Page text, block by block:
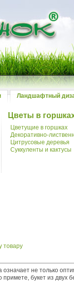
Ландшафтный
Цветы в
Цветущие в горшках
Декоративно-
Цитрусовые деревья
Суккуленты и кактусы
товару
означает не только
примете, букет из двух